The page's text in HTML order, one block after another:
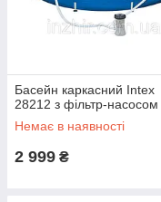
Басейн каркасний Intex
28212 з фільтр-насосом
Немає в наявності
2 999 ₴